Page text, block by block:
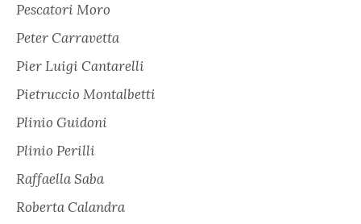
Pescatori Moro
Peter Carravetta
Pier Luigi Cantarelli
Pietruccio Montalbetti
Plinio Guidoni
Plinio Perilli
Raffaella Saba
Roberta Calandra